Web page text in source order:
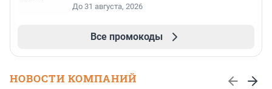
До 31 августа, 2026
Все промокоды
НОВОСТИ КОМПАНИЙ